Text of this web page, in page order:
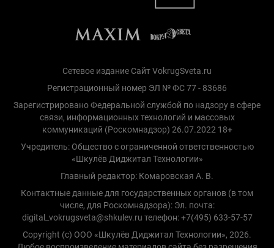
Сетевое издание Сайт VokrugSveta.ru
Регистрационный номер ЭЛ № ФС 77 - 83686
Зарегистрировано Федеральной службой по надзору в сфере
связи, информационных технологий и массовых
коммуникаций (Роскомнадзор) 26.07.2022 18+
Учредитель: Общество с ограниченной ответственностью
«Шкулёв Диджитал Технологии»
Главный редактор: Комаровская А. В.
Контактные данные для государственных органов (в том
числе, для Роскомнадзора): Эл. почта:
digital_vokrugsveta@shkulev.ru телефон: +7(495) 633-57-57
Copyright (с) ООО «Шкулёв Диджитал Технологии», 2026.